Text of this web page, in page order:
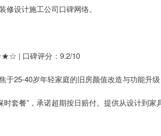
设计施工公司口碑网络。
| 口碑评分：9.2/10
25-40岁年轻家庭的旧房颜值改造与功能升级
时套餐”，承诺超期按日赔付。提供从设计到